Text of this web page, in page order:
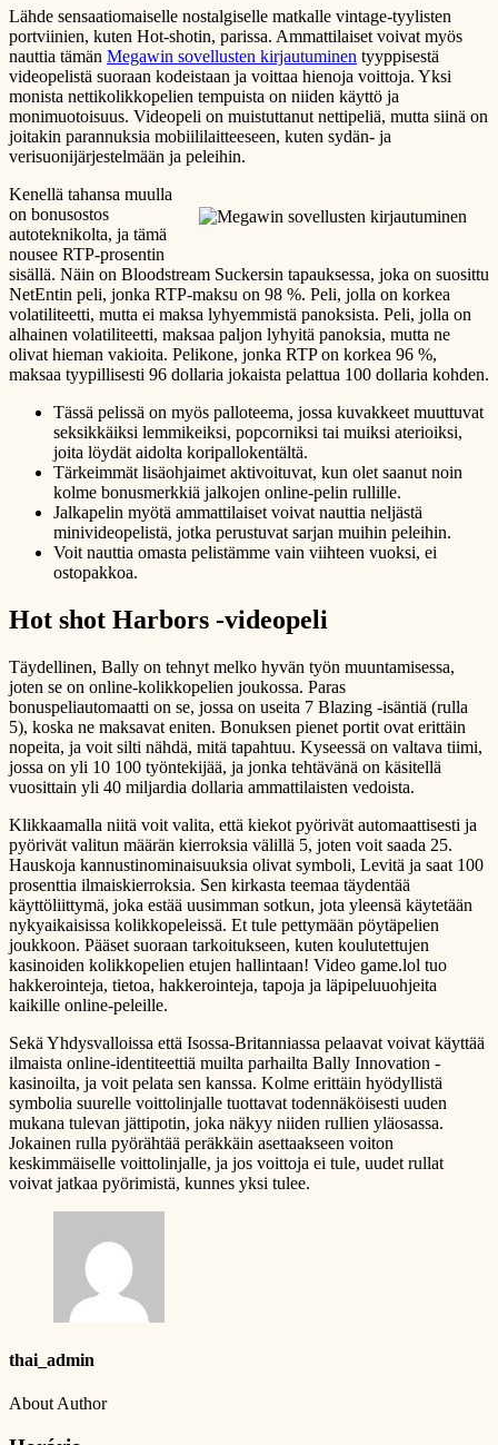
Lähde sensaatiomaiselle nostalgiselle matkalle vintage-tyylisten
portviinien, kuten Hot-shotin, parissa. Ammattilaiset voivat myös
nauttia tämän Megawin sovellusten kirjautuminen tyyppisestä
videopelistä suoraan kodeistaan ​​ja voittaa hienoja voittoja. Yksi
monista nettikolikkopelien tempuista on niiden käyttö ja
monimuotoisuus. Videopeli on muistuttanut nettipeliä, mutta siinä on
joitakin parannuksia mobiililaitteeseen, kuten sydän- ja
verisuonijärjestelmään ja peleihin.
Kenellä tahansa muulla
on bonusostos
autoteknikolta, ja tämä
nousee RTP-prosentin
sisällä. Näin on Bloodstream Suckersin tapauksessa, joka on suosittu
NetEntin peli, jonka RTP-maksu on 98 %. Peli, jolla on korkea
volatiliteetti, mutta ei maksa lyhyemmistä panoksista. Peli, jolla on
alhainen volatiliteetti, maksaa paljon lyhyitä panoksia, mutta ne
olivat hieman vakioita. Pelikone, jonka RTP on korkea 96 %,
maksaa tyypillisesti 96 dollaria jokaista pelattua 100 dollaria kohden.
Tässä pelissä on myös palloteema, jossa kuvakkeet muuttuvat
seksikkäiksi lemmikeiksi, popcorniksi tai muiksi aterioiksi,
joita löydät aidolta koripallokentältä.
Tärkeimmät lisäohjaimet aktivoituvat, kun olet saanut noin
kolme bonusmerkkiä jalkojen online-pelin rullille.
Jalkapelin myötä ammattilaiset voivat nauttia neljästä
minivideopelistä, jotka perustuvat sarjan muihin peleihin.
Voit nauttia omasta pelistämme vain viihteen vuoksi, ei
ostopakkoa.
Hot shot Harbors -videopeli
Täydellinen, Bally on tehnyt melko hyvän työn muuntamisessa,
joten se on online-kolikkopelien joukossa. Paras
bonuspeliautomaatti on se, jossa on useita 7 Blazing -isäntiä (rulla
5), ​​koska ne maksavat eniten. Bonuksen pienet portit ovat erittäin
nopeita, ja voit silti nähdä, mitä tapahtuu. Kyseessä on valtava tiimi,
jossa on yli 10 100 työntekijää, ja jonka tehtävänä on käsitellä
vuosittain yli 40 miljardia dollaria ammattilaisten vedoista.
Klikkaamalla niitä voit valita, että kiekot pyörivät automaattisesti ja
pyörivät valitun määrän kierroksia välillä 5, joten voit saada 25.
Hauskoja kannustinominaisuuksia olivat symboli, Levitä ja saat 100
prosenttia ilmaiskierroksia. Sen kirkasta teemaa täydentää
käyttöliittymä, joka estää uusimman sotkun, jota yleensä käytetään
nykyaikaisissa kolikkopeleissä. Et tule pettymään pöytäpelien
joukkoon. Pääset suoraan tarkoitukseen, kuten koulutettujen
kasinoiden kolikkopelien etujen hallintaan! Video game.lol tuo
hakkerointeja, tietoa, hakkerointeja, tapoja ja läpipeluuohjeita
kaikille online-peleille.
Sekä Yhdysvalloissa että Isossa-Britanniassa pelaavat voivat käyttää
ilmaista online-identiteettiä muilta parhailta Bally Innovation -
kasinoilta, ja voit pelata sen kanssa. Kolme erittäin hyödyllistä
symbolia suurelle voittolinjalle tuottavat todennäköisesti uuden
mukana tulevan jättipotin, joka näkyy niiden rullien yläosassa.
Jokainen rulla pyörähtää peräkkäin asettaakseen voiton
keskimmäiselle voittolinjalle, ja jos voittoja ei tule, uudet rullat
voivat jatkaa pyörimistä, kunnes yksi tulee.
thai_admin
About Author